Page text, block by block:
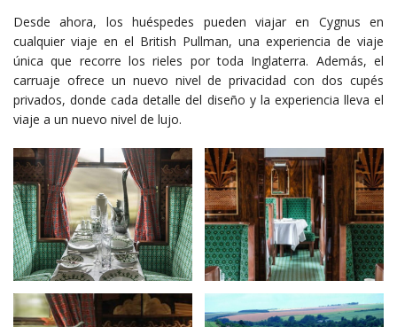
Desde ahora, los huéspedes pueden viajar en Cygnus en
cualquier viaje en el British Pullman, una experiencia de viaje
única que recorre los rieles por toda Inglaterra. Además, el
carruaje ofrece un nuevo nivel de privacidad con dos cupés
privados, donde cada detalle del diseño y la experiencia lleva el
viaje a un nuevo nivel de lujo.